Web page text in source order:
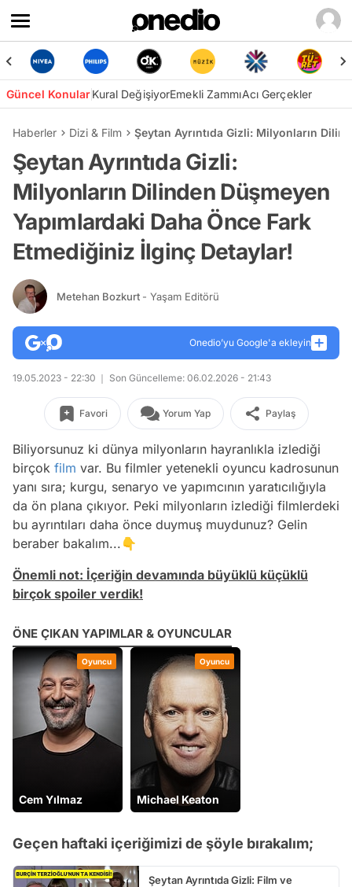
Güncel KonularKural DeğişiyorEmekli ZammıAcı Gerçekler
Haberler Dizi & Film Şeytan Ayrıntıda Gizli: Milyonların
Şeytan Ayrıntıda Gizli:
Milyonların Dilinden Düşmeyen
Yapımlardaki Daha Önce Fark
Etmediğiniz İlginç Detaylar!
Metehan Bozkurt - Yaşam Editörü
Onedio’yu Google'a ekleyin
19.05.2023 - 22:30 Son Güncelleme: 06.02.2026 - 21:43
Favori Yorum Yap Paylaş
Biliyorsunuz ki dünya milyonların hayranlıkla izlediği
birçok film var. Bu filmler yetenekli oyuncu kadrosunun
yanı sıra; kurgu, senaryo ve yapımcının yaratıcılığıyla
da ön plana çıkıyor. Peki milyonların izlediği filmlerdeki
bu ayrıntıları daha önce duymuş muydunuz? Gelin
beraber bakalım...👇
Önemli not: İçeriğin devamında büyüklü küçüklü
birçok spoiler verdik!
ÖNE ÇIKAN YAPIMLAR & OYUNCULAR
Oyuncu
Cem Yılmaz
Oyuncu
Michael Keaton
Geçen haftaki içeriğimizi de şöyle bırakalım;
Şeytan Ayrıntıda Gizli: Film ve